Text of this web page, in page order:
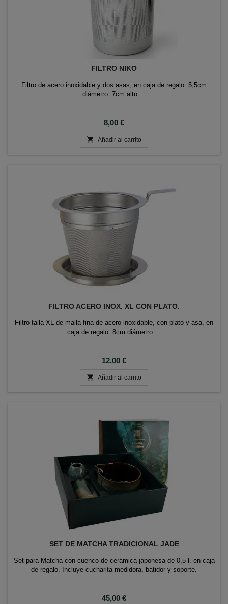
FILTRO NIKO
Filtro de acero inoxidable y dos asas, en caja de regalo. 5,5cm
diámetro. 7cm alto.
Precio
8,00 €
 Añadir al carrito
FILTRO ACERO INOX. XL CON PLATO.
Filtro talla XL de malla fina de acero inoxidable, con plato y asa, en
caja de regalo. 8cm diámetro.
Precio
12,00 €
 Añadir al carrito
SET DE MATCHA TRADICIONAL JADE
Set para Matcha con cuenco de cerámica japonesa de 0,5 l. en caja
de regalo. Incluye cucharita medidora, batidor y soporte.
Precio
45,00 €